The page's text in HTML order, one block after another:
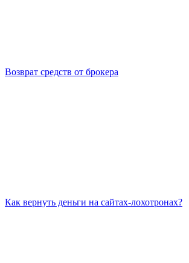
Возврат средств от брокера
Как вернуть деньги на сайтах-лохотронах?